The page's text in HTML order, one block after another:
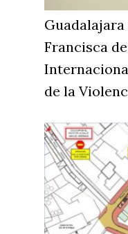
Francisca
de la